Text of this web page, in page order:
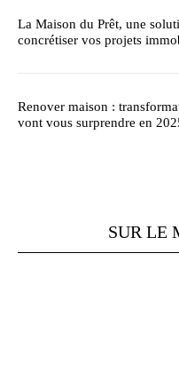
La Maison du Prêt, une
concrétiser vos projets
Renover maison :
vont vous surprendre en
SUR LE